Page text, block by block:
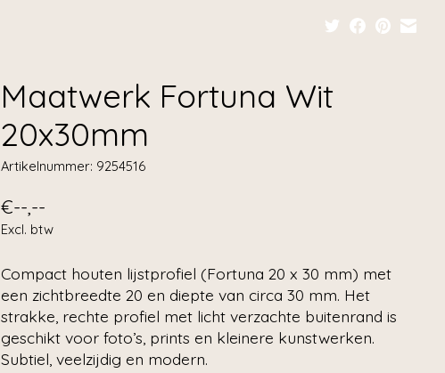
Maatwerk Fortuna Wit
20x30mm
Artikelnummer: 9254516
€--,--
Excl. btw
Compact houten lijstprofiel (Fortuna 20 x 30 mm) met
een zichtbreedte 20 en diepte van circa 30 mm. Het
strakke, rechte profiel met licht verzachte buitenrand is
geschikt voor foto’s, prints en kleinere kunstwerken.
Subtiel, veelzijdig en modern.